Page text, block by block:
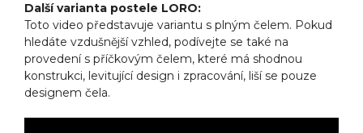
Další varianta postele LORO:
Toto video představuje variantu s plným čelem. Pokud
hledáte vzdušnější vzhled, podívejte se také na
provedení s příčkovým čelem, které má shodnou
konstrukci, levitující design i zpracování, liší se pouze
designem čela.